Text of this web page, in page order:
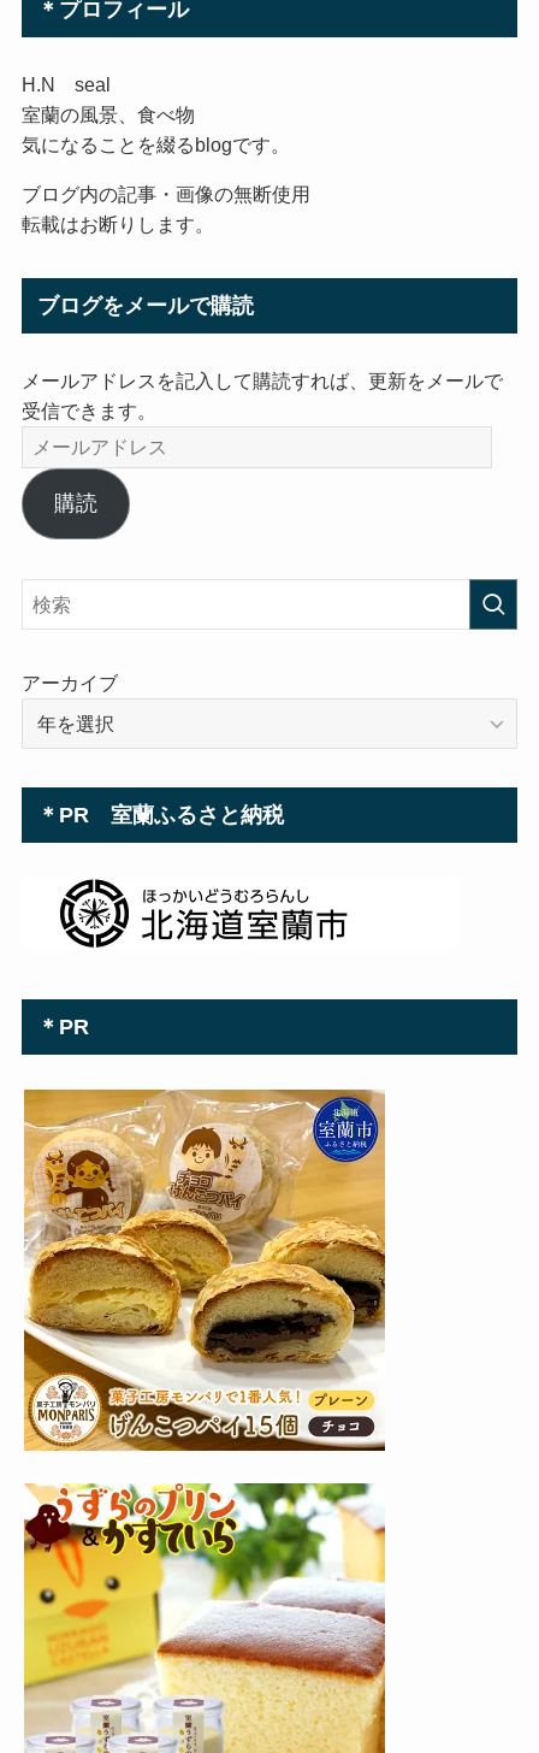
＊プロフィール
H.N seal
室蘭の風景、食べ物
気になることを綴るblogです。
ブログ内の記事・画像の無断使用
転載はお断りします。
ブログをメールで購読
メールアドレスを記入して購読すれば、更新をメールで
受信できます。
メ
ー
ル
ア
ス
購読
アーカイブ
＊PR 室蘭ふるさと納税
＊PR